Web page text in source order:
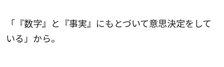
「『数字』と『事実』にもとづいて意思決定をして
いる」から。